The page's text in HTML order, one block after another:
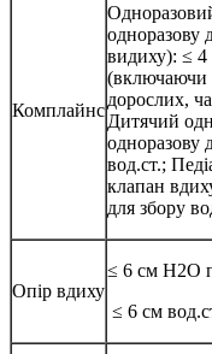
Комплайнс
одноразову
видиху): ≤ 4
(включаючи
дорослих,
Дитячий
одноразову
вод.ст.;
клапан
для збору
Опір вдиху
≤ 6 см H2O
≤ 6 см